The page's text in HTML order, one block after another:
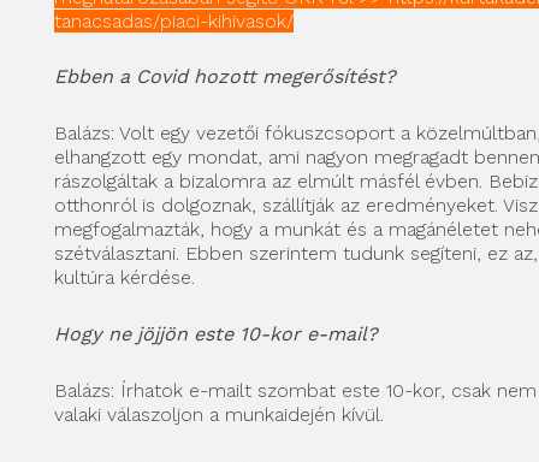
tanacsadas/piaci-kihivasok/
Ebben a Covid hozott megerősítést?
Balázs: Volt egy vezetői fókuszcsoport a
elhangzott egy mondat, ami nagyon megragadt
rászolgáltak a bizalomra az elmúlt másfél évben.
otthonról is dolgoznak, szállítják az eredményeket.
megfogalmazták, hogy a munkát és a magánéletet
szétválasztani. Ebben szerintem tudunk segíteni, ez
kultúra kérdése.
Hogy ne jöjjön este 10-kor e-mail?
Balázs: Írhatok e-mailt szombat este 10-kor, csak
valaki válaszoljon a munkaidején kívül.